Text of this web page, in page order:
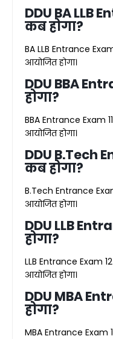
DDU BA LLB
कब होगा?
BA LLB Entrance
आयोजित होगा।
DDU BBA
होगा?
BBA Entrance Exam
आयोजित होगा।
DDU B.Tech
कब होगा?
B.Tech Entrance
आयोजित होगा।
DDU LLB
होगा?
LLB Entrance Exam
आयोजित होगा।
DDU MBA
होगा?
MBA Entrance Exam